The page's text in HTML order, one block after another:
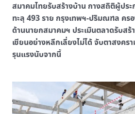
สมาคมไทยรับสร้างบ้าน กางสถิติผู้ปร
ทะลุ 493 ราย กรุงเทพฯ-ปริมณฑล คร
ด้านนายกสมาคมฯ ประเมินตลาดรับสร้
เชียนอย่างหลีกเลี่ยงไม่ได้ จับตาสงครา
รุนแรงนับจากนี้